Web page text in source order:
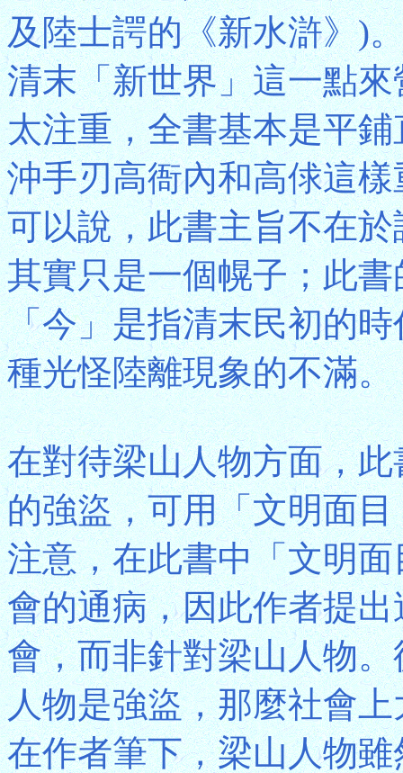
及陸士諤的《新水滸》)
清末「新世界」這一點
太注重，全書基本是平
沖手刃高衙內和高俅這
可以說，此書主旨不在
其實只是一個幌子；此
「今」是指清末民初的
種光怪陸離現象的不滿。
在對待梁山人物方面，
的強盜，可用「文明面
注意，在此書中「文明
會的通病，因此作者提
會，而非針對梁山人物
人物是強盜，那麼社會
在作者筆下，梁山人物